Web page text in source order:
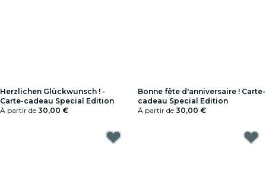
Herzlichen Glückwunsch ! -
Carte-cadeau Special Edition
À partir de 30,00 €
Bonne fête d'anniversaire ! Carte-
cadeau Special Edition
À partir de 30,00 €